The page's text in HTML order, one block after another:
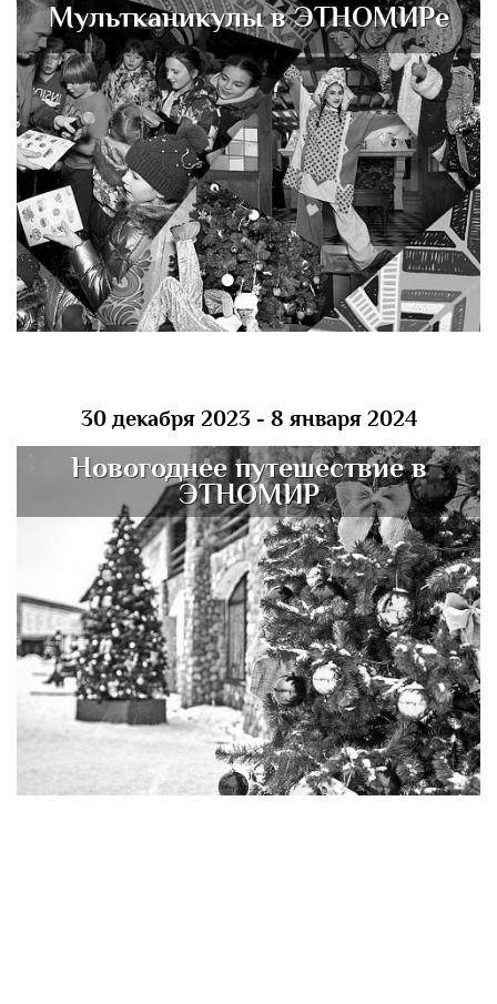
Мультканикулы в ЭТНОМИРе
30 декабря 2023 - 8 января 2024
Новогоднее путешествие в
ЭТНОМИР